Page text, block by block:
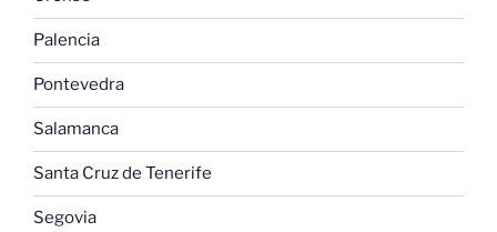
Palencia
Pontevedra
Salamanca
Santa Cruz de Tenerife
Segovia